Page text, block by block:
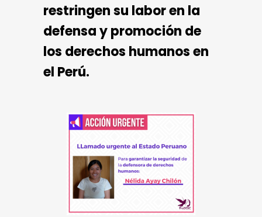
restringen su labor en la
defensa y promoción de
los derechos humanos en
el Perú.